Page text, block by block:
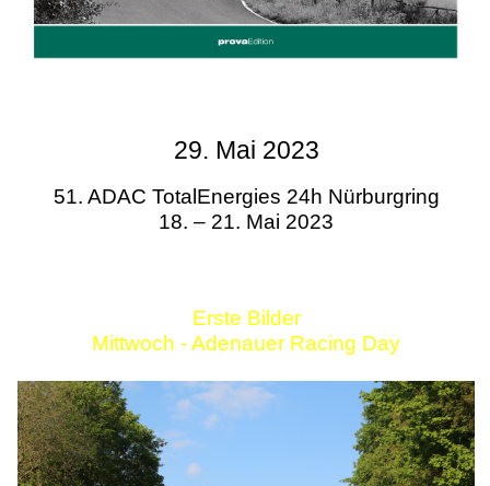
29. Mai 2023
51. ADAC TotalEnergies 24h Nürburgring
18. – 21. Mai 2023
Erste Bilder
Mittwoch - Adenauer Racing Day